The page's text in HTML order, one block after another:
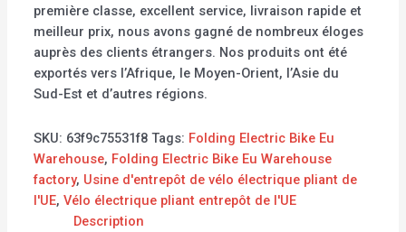
première classe, excellent service, livraison rapide et
meilleur prix, nous avons gagné de nombreux éloges
auprès des clients étrangers. Nos produits ont été
exportés vers l’Afrique, le Moyen-Orient, l’Asie du
Sud-Est et d’autres régions.
SKU: 63f9c75531f8 Tags: Folding Electric Bike Eu
Warehouse, Folding Electric Bike Eu Warehouse
factory, Usine d'entrepôt de vélo électrique pliant de
l'UE,Vélo électrique pliant entrepôt de l'UE
Description